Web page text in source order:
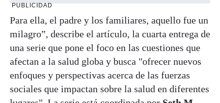
PUBLICIDAD
Para ella, el padre y los familiares, aquello fue un
milagro”, describe el artículo, la cuarta entrega de
una serie que pone el foco en las cuestiones que
afectan a la salud globa y busca "ofrecer nuevos
enfoques y perspectivas acerca de las fuerzas
sociales que impactan sobre la salud en diferentes